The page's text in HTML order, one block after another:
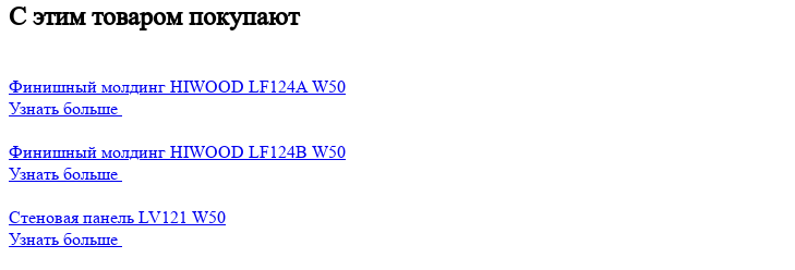
С этим товаром покупают
Финишный молдинг HIWOOD LF124A W50
Узнать больше
Финишный молдинг HIWOOD LF124B W50
Узнать больше
Стеновая панель LV121 W50
Узнать больше